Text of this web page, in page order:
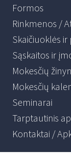
Formos
Rinkmenos /
Skaičiuoklės
Sąskaitos ir
Mokesčių
Mokesčių
Seminarai
Tarptautinis
Kontaktai /